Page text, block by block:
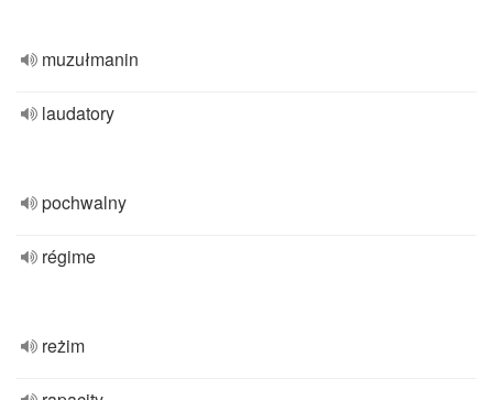
muzułmanin
laudatory
pochwalny
régime
reżim